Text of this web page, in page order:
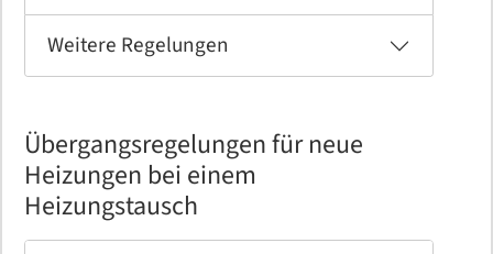
Weitere Regelungen
Übergangsregelungen für neue
Heizungen bei einem
Heizungstausch